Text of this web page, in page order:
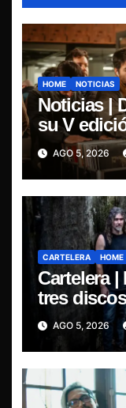
HOME NOTICIAS
Noticias |
su V
regreso
AGO 5, 2026
CARTELERA HOME
Cartelera
tres
leyendas
AGO 5, 2026